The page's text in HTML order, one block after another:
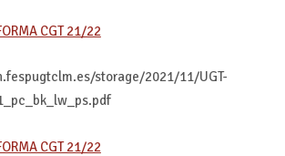
CGT 21/22
storage/2021/11/UGT-
CGT 21/22